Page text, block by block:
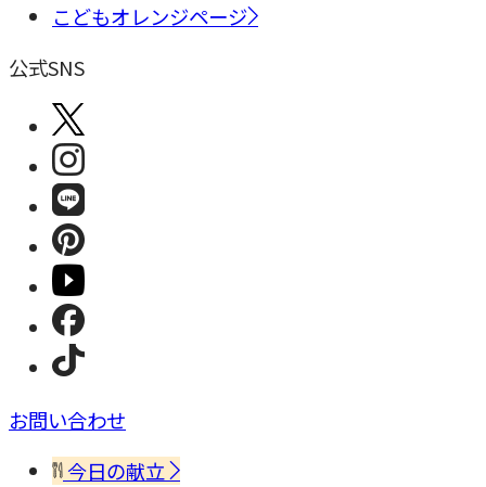
こどもオレンジページ
公式SNS
お問い合わせ
今日の献立